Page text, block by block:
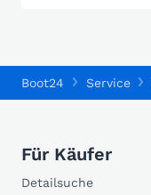
Boot24 Service
Für Käufer
Detailsuche